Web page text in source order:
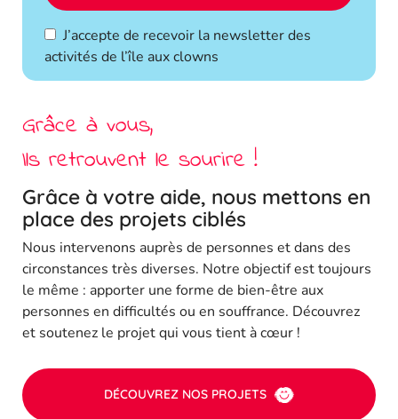
J’accepte de recevoir la newsletter des
activités de l’île aux clowns
Grâce à vous,
Ils retrouvent le sourire !
Grâce à votre aide, nous mettons en
place des projets ciblés
Nous intervenons auprès de personnes et dans des
circonstances très diverses. Notre objectif est toujours
le même : apporter une forme de bien-être aux
personnes en difficultés ou en souffrance. Découvrez
et soutenez le projet qui vous tient à cœur !
DÉCOUVREZ NOS PROJETS